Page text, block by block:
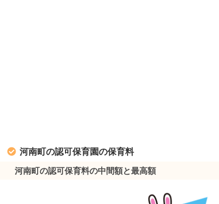
河南町の認可保育園の保育料
河南町の認可保育料の中間額と最高額